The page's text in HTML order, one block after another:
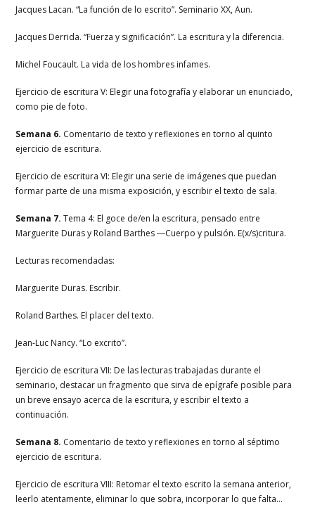
Jacques Lacan. “La función de lo escrito”. Seminario XX, Aun.
Jacques Derrida. “Fuerza y significación”. La escritura y la diferencia.
Michel Foucault. La vida de los hombres infames.
Ejercicio de escritura V: Elegir una fotografía y elaborar un enunciado,
como pie de foto.
Semana 6. Comentario de texto y reflexiones en torno al quinto
ejercicio de escritura.
Ejercicio de escritura VI: Elegir una serie de imágenes que puedan
formar parte de una misma exposición, y escribir el texto de sala.
Semana 7. Tema 4: El goce de/en la escritura, pensado entre
Marguerite Duras y Roland Barthes ―Cuerpo y pulsión. E(x/s)critura.
Lecturas recomendadas:
Marguerite Duras. Escribir.
Roland Barthes. El placer del texto.
Jean-Luc Nancy. “Lo excrito”.
Ejercicio de escritura VII: De las lecturas trabajadas durante el
seminario, destacar un fragmento que sirva de epígrafe posible para
un breve ensayo acerca de la escritura, y escribir el texto a
continuación.
Semana 8. Comentario de texto y reflexiones en torno al séptimo
ejercicio de escritura.
Ejercicio de escritura VIII: Retomar el texto escrito la semana anterior,
leerlo atentamente, eliminar lo que sobra, incorporar lo que falta…